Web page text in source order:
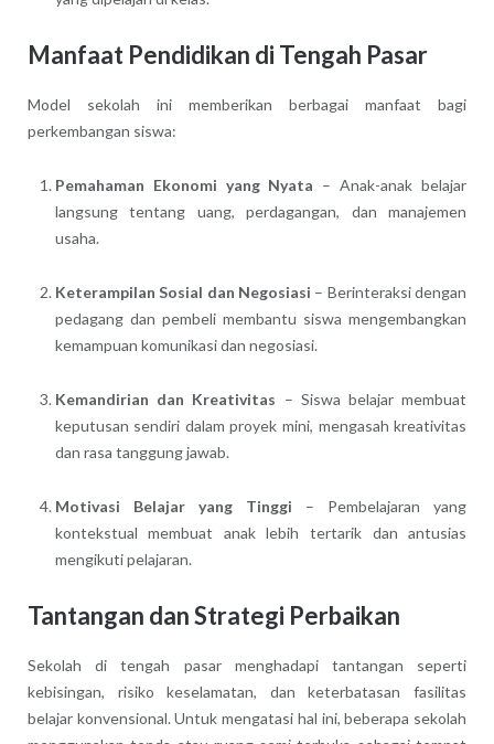
Manfaat Pendidikan di Tengah Pasar
Model sekolah ini memberikan berbagai manfaat bagi
perkembangan siswa:
Pemahaman Ekonomi yang Nyata – Anak-anak belajar
langsung tentang uang, perdagangan, dan manajemen
usaha.
Keterampilan Sosial dan Negosiasi – Berinteraksi dengan
pedagang dan pembeli membantu siswa mengembangkan
kemampuan komunikasi dan negosiasi.
Kemandirian dan Kreativitas – Siswa belajar membuat
keputusan sendiri dalam proyek mini, mengasah kreativitas
dan rasa tanggung jawab.
Motivasi Belajar yang Tinggi – Pembelajaran yang
kontekstual membuat anak lebih tertarik dan antusias
mengikuti pelajaran.
Tantangan dan Strategi Perbaikan
Sekolah di tengah pasar menghadapi tantangan seperti
kebisingan, risiko keselamatan, dan keterbatasan fasilitas
belajar konvensional. Untuk mengatasi hal ini, beberapa sekolah